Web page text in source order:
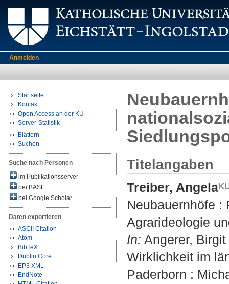
Anmelden
Startseite
Kontakt
Open Access an der KU
Server-Statistik
Blättern
Suchen
Suche nach Personen
im Publikationsserver
bei BASE
bei Google Scholar
Daten exportieren
ASCII Citation
Atom
BibTeX
Dublin Core
EP3 XML
EndNote
Titelangaben
Treiber, Angela
Neubauernhöfe :
Agrarideologie
In: Angerer,
Wirklichkeit im
Paderborn :